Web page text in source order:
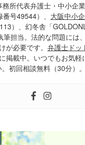
所代表弁護士・中小企業
番号49544）、 大阪中小
）、幻冬舎「
筆担当。法的な問題には
が必要です。 弁護士ドッ
に掲載中。いつでもお気軽
。初回相談無料（30分）。